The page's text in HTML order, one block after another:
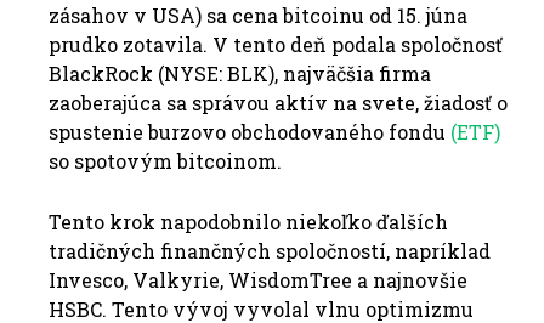
zásahov v USA) sa cena bitcoinu od 15. júna
prudko zotavila. V tento deň podala spoločnosť
BlackRock (NYSE: BLK), najväčšia firma
zaoberajúca sa správou aktív na svete, žiadosť o
spustenie burzovo obchodovaného fondu (ETF)
so spotovým bitcoinom.
Tento krok napodobnilo niekoľko ďalších
tradičných finančných spoločností, napríklad
Invesco, Valkyrie, WisdomTree a najnovšie
HSBC. Tento vývoj vyvolal vlnu optimizmu